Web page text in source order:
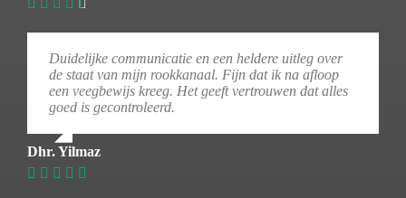
Duidelijke communicatie en een heldere uitleg over
de staat van mijn rookkanaal. Fijn dat ik na afloop
een veegbewijs kreeg. Het geeft vertrouwen dat alles
goed is gecontroleerd.
Dhr. Yilmaz